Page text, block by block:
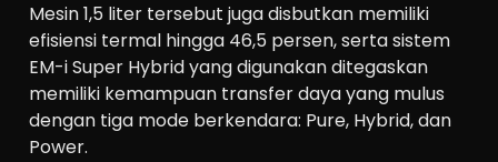
Mesin 1,5 liter tersebut juga disbutkan memiliki
efisiensi termal hingga 46,5 persen, serta sistem
EM-i Super Hybrid yang digunakan ditegaskan
memiliki kemampuan transfer daya yang mulus
dengan tiga mode berkendara: Pure, Hybrid, dan
Power.